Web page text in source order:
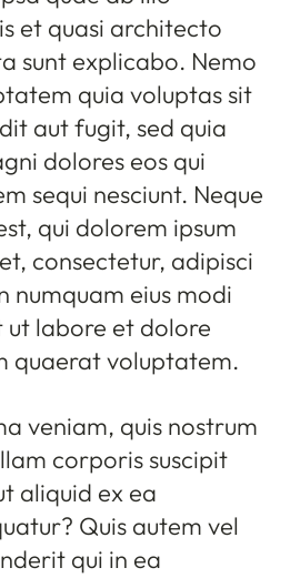
et quasi architecto
sunt explicabo. Nemo
quia voluptas sit
aut fugit, sed quia
dolores eos qui
sequi nesciunt. Neque
qui dolorem ipsum
consectetur, adipisci
numquam eius modi
labore et dolore
quaerat voluptatem.
veniam, quis nostrum
corporis suscipit
aliquid ex ea
Quis autem vel
qui in ea